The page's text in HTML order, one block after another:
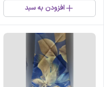
افزودن به سبد